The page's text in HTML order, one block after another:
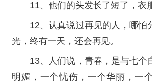
11、他们的头发长了短了，衣
12、认真说过再见的人，哪怕
光，终有一天，还会再见。
13、人们说，青春，是与七个
明媚，一个忧伤，一个华丽，一